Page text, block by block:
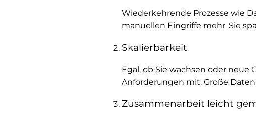
Wiederkehrende Prozesse wie
manuellen Eingriffe mehr. Sie
Skalierbarkeit
Egal, ob Sie wachsen oder
Anforderungen mit. Große
Zusammenarbeit leicht